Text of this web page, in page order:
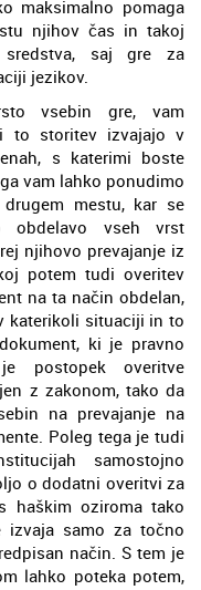
maksimalno pomaga
njihov čas in takoj
sredstva, saj gre za
jezikov.
vsebin gre, vam
to storitev izvajajo v
s katerimi boste
vam lahko ponudimo
mestu, kar se
obdelavo vseh vrst
njihovo prevajanje iz
potem tudi overitev
na ta način obdelan,
katerikoli situaciji in to
ki je pravno
postopek overitve
z zakonom, tako da
na prevajanje na
Poleg tega je tudi
samostojno
o dodatni overitvi za
haškim oziroma tako
izvaja samo za točno
način. S tem je
lahko poteka potem,